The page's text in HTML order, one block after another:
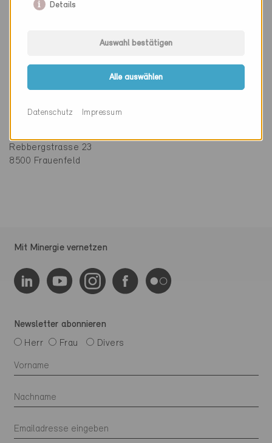
Beteiligte
Rebbergstrasse 23
8500 Frauenfeld
Mit Minergie vernetzen
Newsletter abonnieren
Herr
Frau Divers
Details
Auswahl bestätigen
Alle auswählen
Datenschutz Impressum